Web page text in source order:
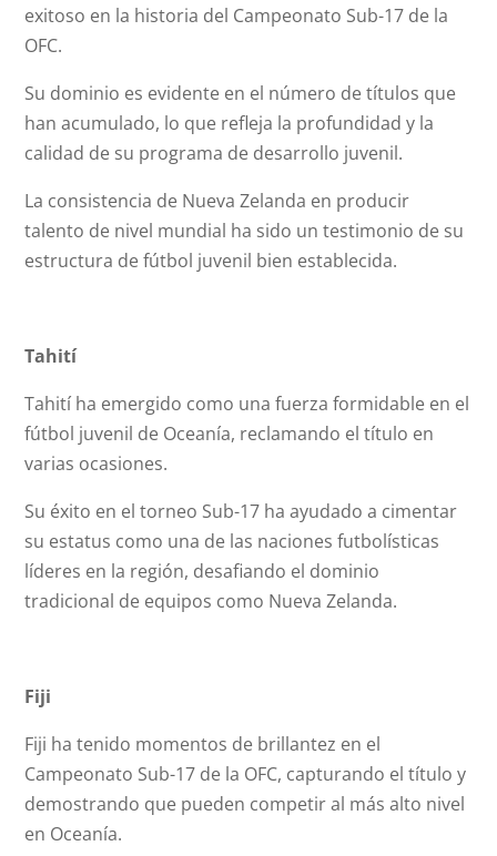
exitoso en la historia del Campeonato Sub-17 de la
OFC.
Su dominio es evidente en el número de títulos que
han acumulado, lo que refleja la profundidad y la
calidad de su programa de desarrollo juvenil.
La consistencia de Nueva Zelanda en producir
talento de nivel mundial ha sido un testimonio de su
estructura de fútbol juvenil bien establecida.
Tahití
Tahití ha emergido como una fuerza formidable en el
fútbol juvenil de Oceanía, reclamando el título en
varias ocasiones.
Su éxito en el torneo Sub-17 ha ayudado a cimentar
su estatus como una de las naciones futbolísticas
líderes en la región, desafiando el dominio
tradicional de equipos como Nueva Zelanda.
Fiji
Fiji ha tenido momentos de brillantez en el
Campeonato Sub-17 de la OFC, capturando el título y
demostrando que pueden competir al más alto nivel
en Oceanía.